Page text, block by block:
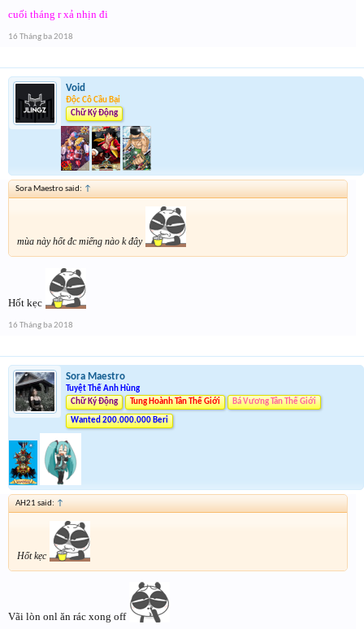
cuối tháng r xả nhịn đi
16 Tháng ba 2018
Void
Độc Cô Cầu Bại
Chữ Ký Động
Sora Maestro said: ↑
mùa này hốt đc miếng nào k đây
Hốt kẹc
16 Tháng ba 2018
Sora Maestro
Tuyệt Thế Anh Hùng
Chữ Ký Động
Tung Hoành Tân Thế Giới Bá Vương Tân Thế Giới
Wanted 200.000.000 Beri
AH21 said: ↑
Hốt kẹc
Vãi lòn onl ăn rác xong off